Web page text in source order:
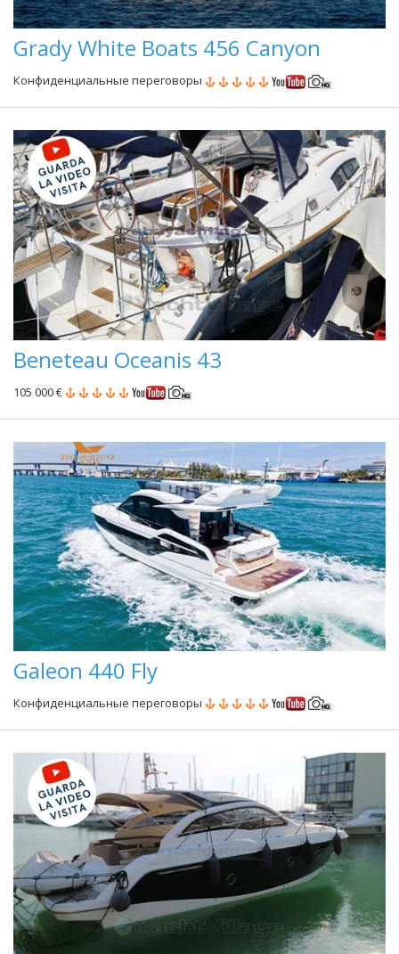
Grady White Boats 456 Canyon
Конфиденциальные переговоры
Beneteau Oceanis 43
105 000 €
Galeon 440 Fly
Конфиденциальные переговоры